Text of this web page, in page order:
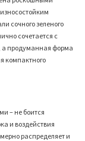
сочного зеленого
сочетается с
а продуманная форма
компактного
– не боится
и воздействия
распределяет и